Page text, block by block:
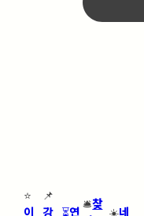
⭐
이
📌
강
⏳연
🛎️찾
☀️네